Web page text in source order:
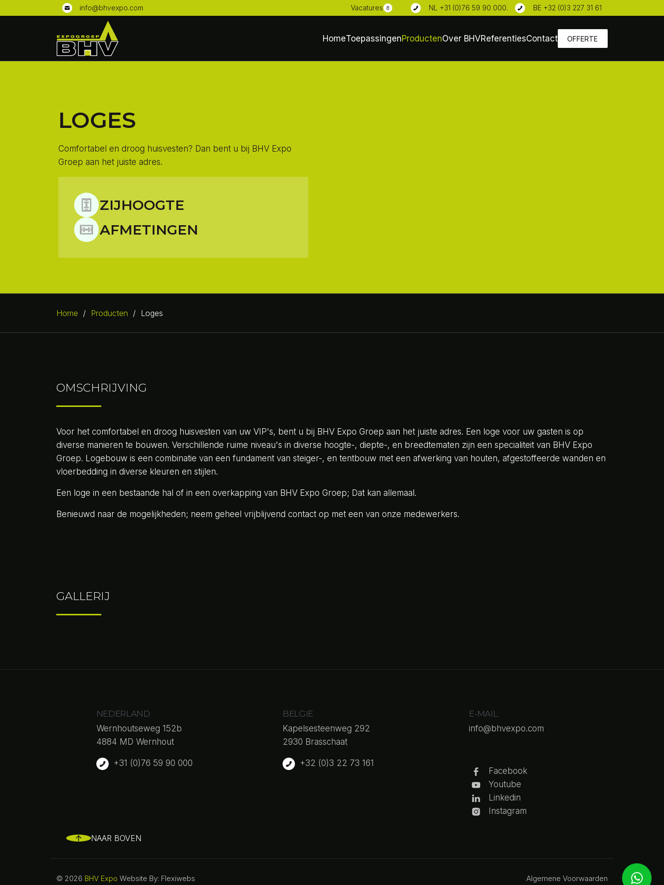
info@bhvexpo.com Vacatures 8 NL +31 (0)76 59 90 000. BE +32 (0)3 227 31 61
HomeToepassingenProductenOver BHVReferentiesContact OFFERTE
LOGES
Comfortabel en droog huisvesten? Dan bent u bij BHV Expo
Groep aan het juiste adres.
ZIJHOOGTE
AFMETINGEN
Home / Producten / Loges
OMSCHRIJVING
Voor het comfortabel en droog huisvesten van uw VIP's, bent u bij BHV Expo Groep aan het juiste adres. Een loge voor uw gasten is op
diverse manieren te bouwen. Verschillende ruime niveau's in diverse hoogte-, diepte-, en breedtematen zijn een specialiteit van BHV Expo
Groep. Logebouw is een combinatie van een fundament van steiger-, en tentbouw met een afwerking van houten, afgestoffeerde wanden en
vloerbedding in diverse kleuren en stijlen.
Een loge in een bestaande hal of in een overkapping van BHV Expo Groep; Dat kan allemaal.
Benieuwd naar de mogelijkheden; neem geheel vrijblijvend contact op met een van onze medewerkers.
GALLERIJ
NEDERLAND
Wernhoutseweg 152b
4884 MD Wernhout
+31 (0)76 59 90 000
BELGIE
Kapelsesteenweg 292
2930 Brasschaat
+32 (0)3 22 73 161
E-MAIL
info@bhvexpo.com
Facebook
Youtube
Linkedin
Instagram
NAAR BOVEN
© 2026 BHV Expo Website By: Flexiwebs Algemene Voorwaarden